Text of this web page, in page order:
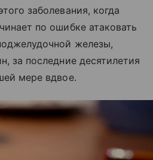
заболевания, когда
по ошибке атаковать
железы,
за последние десятилетия
мере вдвое.